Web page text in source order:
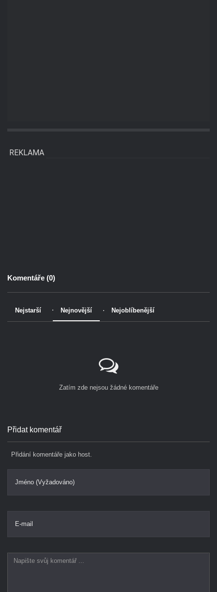
REKLAMA
Komentáře (0)
Nejstarší Nejnovější Nejoblíbenější
Zatím zde nejsou žádné komentáře
Přidat komentář
Přidání komentáře jako host.
Jméno (Vyžadováno)
E-mail